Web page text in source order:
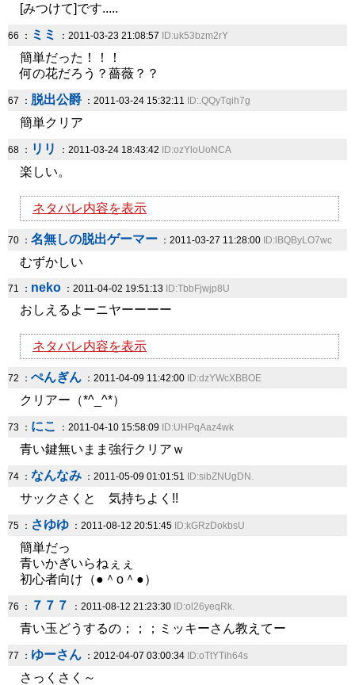
[みつけて]です.....
66 ： ミミ ：2011-03-23 21:08:57 ID:uk53bzm2rY
簡単だった！！！
何の花だろう？薔薇？？
67 ： 脱出公爵 ：2011-03-24 15:32:11 ID:.QQyTqih7g
簡単クリア
68 ： リリ ：2011-03-24 18:43:42 ID:ozYloUoNCA
楽しい。
ネタバレ内容を表示
70 ： 名無しの脱出ゲーマー ：2011-03-27 11:28:00 ID:lBQByLO7wc
むずかしい
71 ： neko ：2011-04-02 19:51:13 ID:TbbFjwjp8U
おしえるよーニヤーーーー
ネタバレ内容を表示
72 ： ぺんぎん ：2011-04-09 11:42:00 ID:dzYWcXBBOE
クリアー（*^_^*）
73 ： にこ ：2011-04-10 15:58:09 ID:UHPqAaz4wk
青い鍵無いまま強行クリアｗ
74 ： なんなみ ：2011-05-09 01:01:51 ID:sibZNUgDN.
サックさくと 気持ちよく!!
75 ： さゆゆ ：2011-08-12 20:51:45 ID:kGRzDokbsU
簡単だっ
青いかぎいらねぇぇ
初心者向け（●＾o＾●）
76 ： ７７７ ：2011-08-12 21:23:30 ID:ol26yeqRk.
青い玉どうするの；；；ミッキーさん教えてー
77 ： ゆーさん ：2012-04-07 03:00:34 ID:oTtYTih64s
さっくさく～